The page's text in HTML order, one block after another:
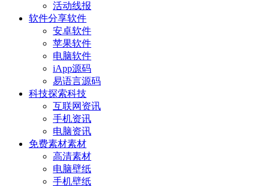
活动线报
软件分享软件
安卓软件
苹果软件
电脑软件
iApp源码
易语言源码
科技探索科技
互联网资讯
手机资讯
电脑资讯
免费素材素材
高清素材
电脑壁纸
手机壁纸